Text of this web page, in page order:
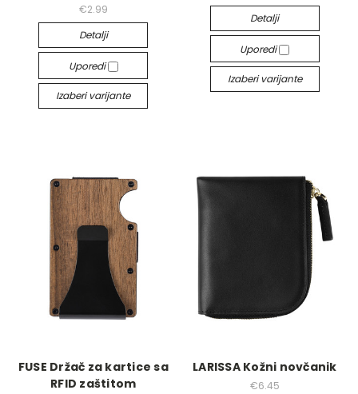
€2.99
Detalji
Uporedi
Izaberi varijante
Detalji
Uporedi
Izaberi varijante
FUSE Držač za kartice sa
RFID zaštitom
LARISSA Kožni novčanik
€6.45